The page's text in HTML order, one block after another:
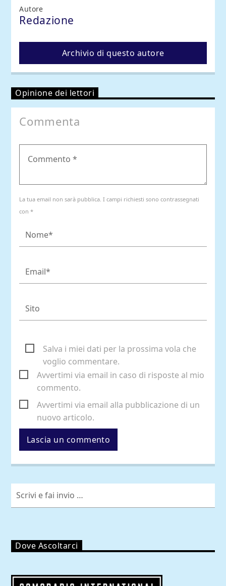
Autore
Redazione
Archivio di questo autore
Opinione dei lettori
Commenta
La tua email non sarà pubblica. I campi richiesti sono contrassegnati
con *
Salva i miei dati per la prossima vola che
voglio commentare.
Avvertimi via email in caso di risposte al mio
commento.
Avvertimi via email alla pubblicazione di un
nuovo articolo.
Dove Ascoltarci